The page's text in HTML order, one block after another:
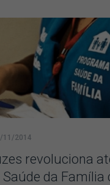
11/2014
revoluciona
da Família